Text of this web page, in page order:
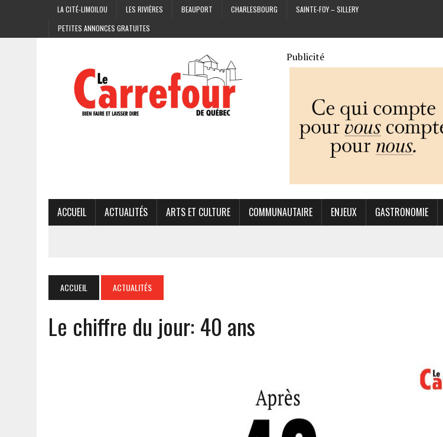
LA CITÉ-LIMOILOU LES RIVIÈRES BEAUPORT CHARLESBOURG
SAINTE-FOY – SILLERY
PETITES ANNONCES GRATUITES
Publicité
ACCUEIL ACTUALITÉS ARTS ET CULTURE COMMUNAUTAIRE ENJEUX GASTRONOMIE
ACCUEIL ACTUALITÉS
Le chiffre du jour: 40 ans